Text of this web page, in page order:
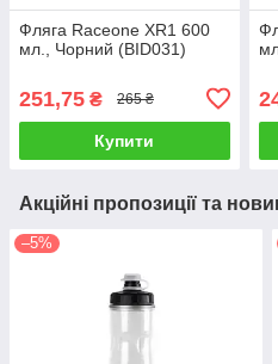
Фляга Raceone XR1 600
мл., Чорний (BID031)
251,75 ₴ 265 ₴
Купити
Акційні пропозиції та
–5%